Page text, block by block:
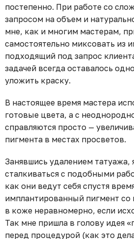
постепенно. При работе со
запросом на объем и
мне, как и многим мастерам,
самостоятельно миксовать из
подходящий под запрос
задачей всегда оставалось
уложить краску.
В настоящее время мастера
готовые цвета, а с
справляются просто —
пигмента в местах просветов.
Занявшись удалением татуажа,
сталкиваться с подобными
как они ведут себя спустя
имплантированный пигмент со
в коже неравномерно, если
Так мне пришла в голову идея
перед процедурой (как это